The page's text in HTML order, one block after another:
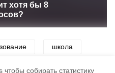
собирать статистику
хотя бы 8
школа
эрудиция